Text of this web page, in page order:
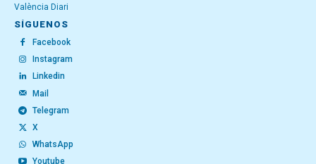
València Diari
SÍGUENOS
Facebook
Instagram
Linkedin
Mail
Telegram
X
WhatsApp
Youtube